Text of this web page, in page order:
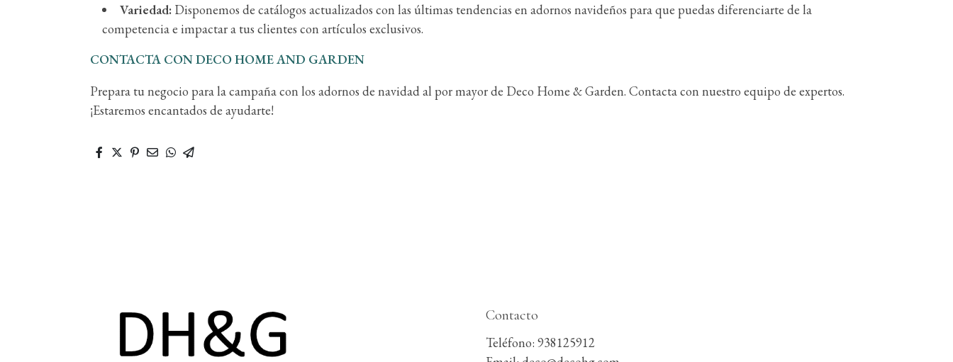
Variedad: Disponemos de catálogos actualizados con las últimas tendencias en adornos navideños para que puedas diferenciarte de la
competencia e impactar a tus clientes con artículos exclusivos.
CONTACTA CON DECO HOME AND GARDEN
Prepara tu negocio para la campaña con los adornos de navidad al por mayor de Deco Home & Garden. Contacta con nuestro equipo de expertos.
¡Estaremos encantados de ayudarte!
Contacto
Teléfono: 938125912